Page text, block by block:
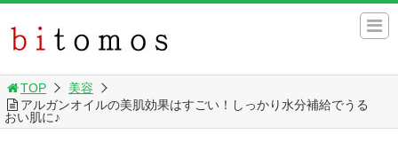
TOP
美容
アルガンオイルの美肌効果はすごい！しっかり水分補給でうる
おい肌に♪